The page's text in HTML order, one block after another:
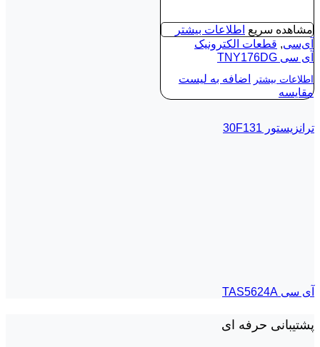
مشاهده سریع اطلاعات بیشتر
آی‌سی, قطعات الکترونیک
آی‌ سی TNY176DG
اطلاعات بیشتر
اضافه به لیست
مقایسه
ترانزیستور 30F131
آی‌ سی TAS5624A
پشتیبانی حرفه ای